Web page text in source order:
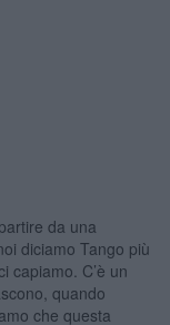
da una
diciamo Tango più
capiamo. C’è un
quando
che questa